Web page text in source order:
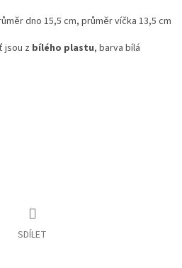
dno 15,5 cm, průměr víčka 13,5 cm
jsou z bílého plastu, barva bílá
SDÍLET